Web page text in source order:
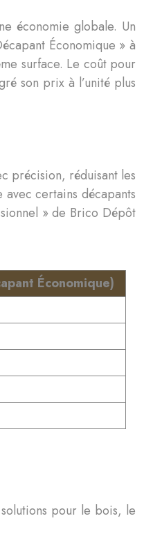
économie globale. Un
Économique » à
surface. Le coût pour
son prix à l’unité plus
précision, réduisant les
certains décapants
» de Brico Dépôt
Économique)
pour le bois, le